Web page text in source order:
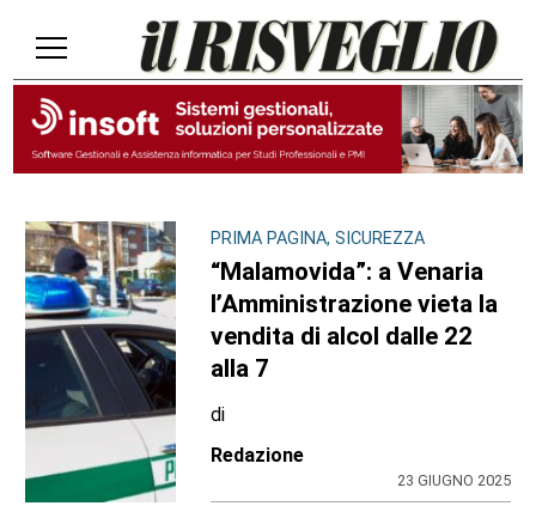
PRIMA PAGINA, SICUREZZA
“Malamovida”: a Venaria
l’Amministrazione vieta la
vendita di alcol dalle 22
alla 7
di
Redazione
23 GIUGNO 2025